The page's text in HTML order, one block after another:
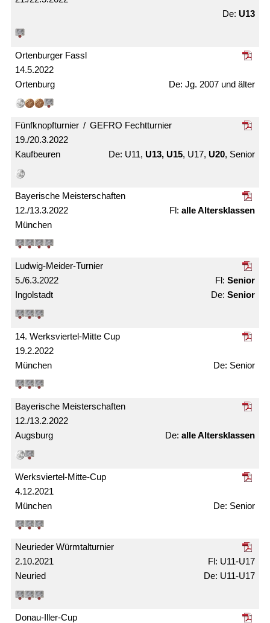
U13
14.5.2022
Ortenburger Fassl
Ortenburg Jg. 2007 und älter
19./20.3.2022
Fünfknopf­turnier / GEFRO Fecht­turnier
Kaufbeuren U11, U13, U15, U17, U20, Senior
12./13.3.2022
Bayerische Meister­schaften
München
alle Alters­klassen
5./6.3.2022
Ludwig-Meider-Turnier
Ingolstadt
Senior
Senior
19.2.2022
14. Werksviertel-Mitte Cup
München Senior
12./13.2.2022
Bayerische Meister­schaften
Augsburg alle Alters­klassen
4.12.2021
Werksviertel-Mitte-Cup
München Senior
2.10.2021
Neurieder Würmtal­turnier
Neuried
U11-U17
U11-U17
Donau-Iller-Cup